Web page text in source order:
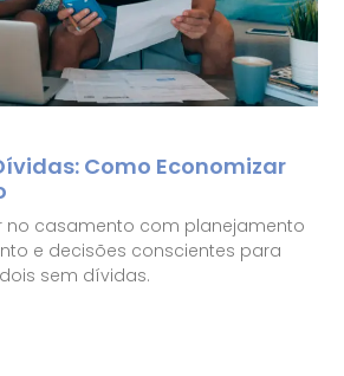
Como Economizar
no casamento com planejamento
e decisões conscientes para
sem dívidas.